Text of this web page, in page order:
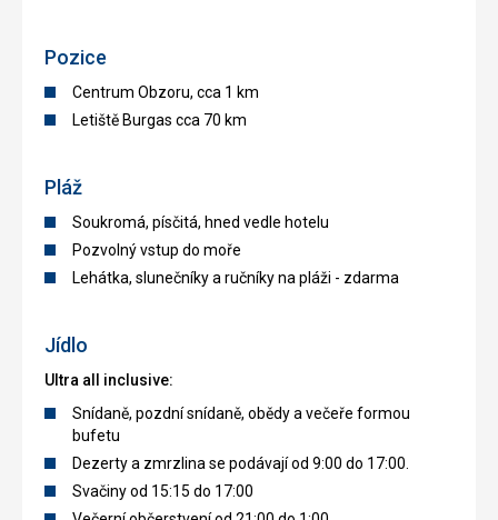
Pozice
Centrum Obzoru, cca 1 km
Letiště Burgas cca 70 km
Pláž
Soukromá, písčitá, hned vedle hotelu
Pozvolný vstup do moře
Lehátka, slunečníky a ručníky na pláži - zdarma
Jídlo
Ultra all inclusive:
Snídaně, pozdní snídaně, obědy a večeře formou
bufetu
Dezerty a zmrzlina se podávají od 9:00 do 17:00.
Svačiny od 15:15 do 17:00